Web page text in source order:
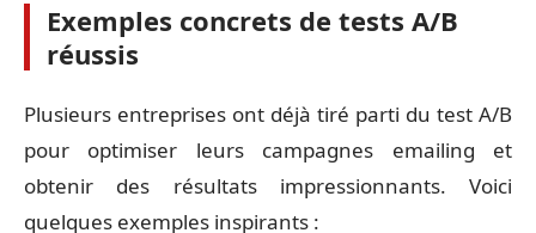
Exemples concrets de tests A/B
réussis
Plusieurs entreprises ont déjà tiré parti du test A/B
pour optimiser leurs campagnes emailing et
obtenir des résultats impressionnants. Voici
quelques exemples inspirants :